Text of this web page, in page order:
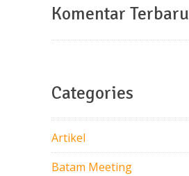
Komentar Terbaru
Categories
Artikel
Batam Meeting